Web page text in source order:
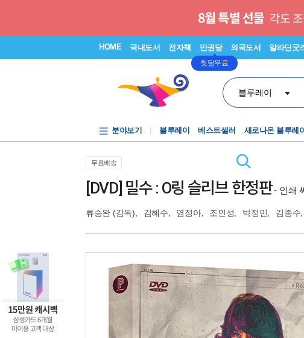
HOME 국내도서 전자책 만권당
첫달무료
외국도서 알라딘굿
블루레이
분야보기 블루레이 베스트셀러 새로나온 블루레이
무료배송
[DVD] 밀수 : O링 슬리브 한정판- 인쇄
류승완 (감독), 김혜수 염정아, 조인성 박정민 김종수